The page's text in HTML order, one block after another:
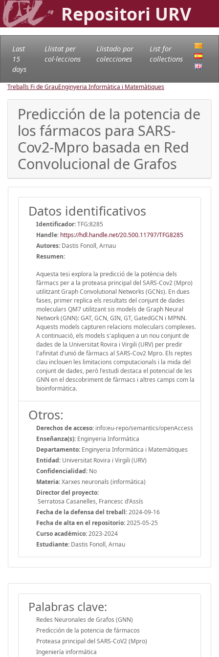
Repositori URV
Last
15
days
Llistat per
col·leccions
Llistado por
colecciones
List for
collections
Treballs Fi de GrauEnginyeria Informàtica i Matemàtiques
Predicción de la potencia de
los fármacos para SARS-
Cov2-Mpro basada en Red
Convolucional de Grafos
Datos identificativos
Identificador:TFG:8285
Handle: https://hdl.handle.net/20.500.11797/TFG8285
Autores: Dastis Fonoll, Arnau
Resumen:
Aquesta tesi explora la predicció de la potència dels
fàrmacs per a la proteasa principal del SARS-Cov2 (Mpro)
utilitzant Graph Convolutional Networks (GCNs). En dues
fases, primer replica els resultats del conjunt de dades
moleculars QM7 utilitzant sis models de Graph Neural
Network (GNN): GAT, GCN, GIN, GT, GatedGCN i MPNN.
Aquests models capturen relacions moleculars complexes.
A continuació, els models s'apliquen a un nou conjunt de
dades de la Universitat Rovira i Virgili (URV) per predir
l'afinitat d'unió de fàrmacs al SARS-Cov2 Mpro. Els reptes
clau inclouen les limitacions computacionals i la mida del
conjunt de dades, però l'estudi destaca el potencial de les
GNN en el descobriment de fàrmacs i altres camps com la
bioinformàtica.
Otros:
Derechos de acceso: info:eu-repo/semantics/openAccess
Enseñanza(s): Enginyeria Informàtica
Departamento: Enginyeria Informàtica i Matemàtiques
Entidad: Universitat Rovira i Virgili (URV)
Confidencialidad: No
Materia:Xarxes neuronals (informàtica)
Director del proyecto:
Serratosa Casanelles, Francesc d'Assís
Fecha de la defensa del treball:2024-09-16
Fecha de alta en el repositorio:2025-05-25
Curso académico:2023-2024
Estudiante: Dastis Fonoll, Arnau
Palabras clave:
Redes Neuronales de Grafos (GNN)
Predicción de la potencia de fármacos
Proteasa principal del SARS-CoV2 (Mpro)
Ingeniería informática